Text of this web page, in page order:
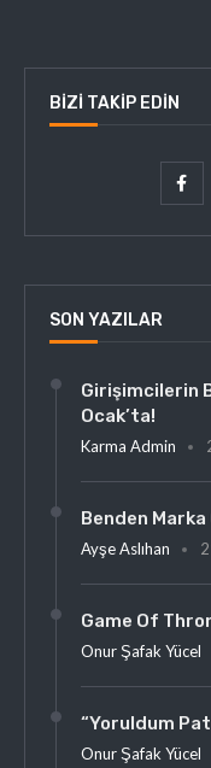
BIZI TAKIP EDIN
SON YAZILAR
Girişimcilerin
Ocak’ta!
Karma Admin
Benden Marka
Ayşe Aslıhan
Game Of
Onur Şafak Yücel
“Yoruldum
Onur Şafak Yücel